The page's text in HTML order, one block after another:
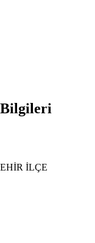
Bilgileri
İLÇE